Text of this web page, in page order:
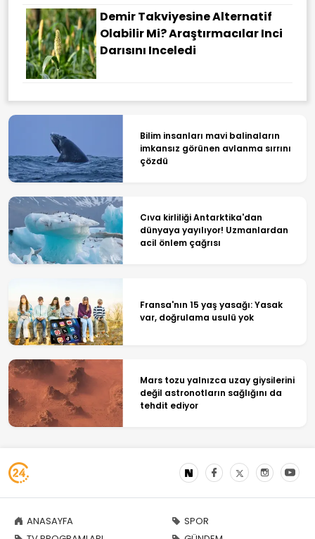
Demir Takviyesine Alternatif
Olabilir Mi? Araştırmacılar Inci
Darısını Inceledi
Bilim insanları mavi balinaların
imkansız görünen avlanma sırrını
çözdü
Cıva kirliliği Antarktika'dan
dünyaya yayılıyor! Uzmanlardan
acil önlem çağrısı
Fransa'nın 15 yaş yasağı: Yasak
var, doğrulama usulü yok
Mars tozu yalnızca uzay giysilerini
değil astronotların sağlığını da
tehdit ediyor
ANASAYFA
SPOR